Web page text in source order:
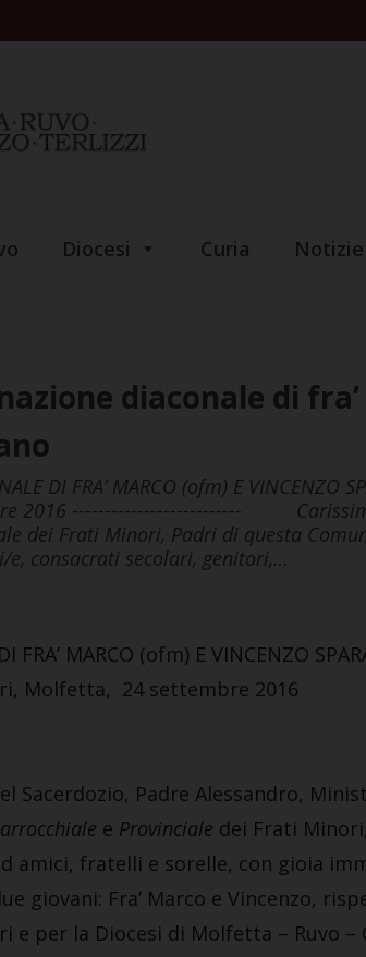
Diocesi Curia Notizie
diaconale di
DI FRA’ MARCO (ofm) E VINCENZO
2016 --------------------------
dei Frati Minori, Padri di questa
consacrati secolari, genitori,…
FRA’ MARCO (ofm) E VINCENZO
Molfetta, 24 settembre 2016
Padre Alessandro,
e Provinciale dei Frati
amici, fratelli e sorelle, con gioia
giovani: Fra’ Marco e Vincenzo,
e per la Diocesi di Molfetta – Ruvo –